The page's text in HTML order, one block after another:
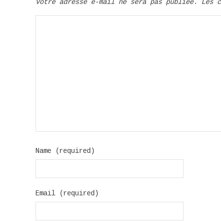
Votre adresse e-mail ne sera pas publiée. Les
Name (required)
Email (required)